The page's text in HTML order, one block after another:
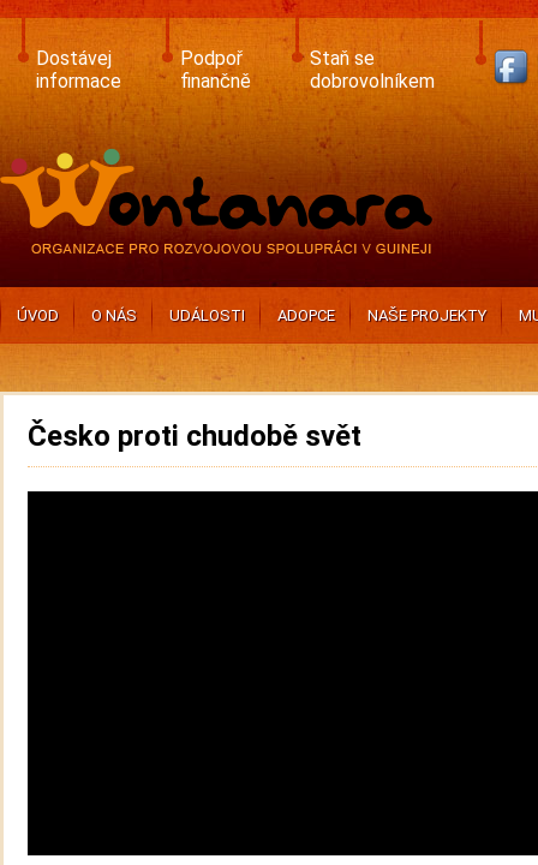
Skip
main
content
Dostávej
informace
Podpoř
finančně
Staň se
dobrovolníkem
ÚVOD O NÁS UDÁLOSTI ADOPCE NAŠE PROJEKTY
Česko proti chudobě svět